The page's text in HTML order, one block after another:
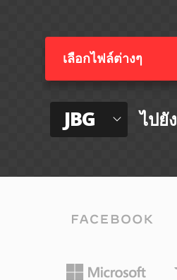
เลือกไฟล์ต่างๆ​
JBG ไปยัง